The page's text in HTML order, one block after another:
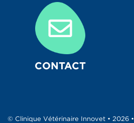
CONTACT
© Clinique Vétérinaire Innovet • 2026 •